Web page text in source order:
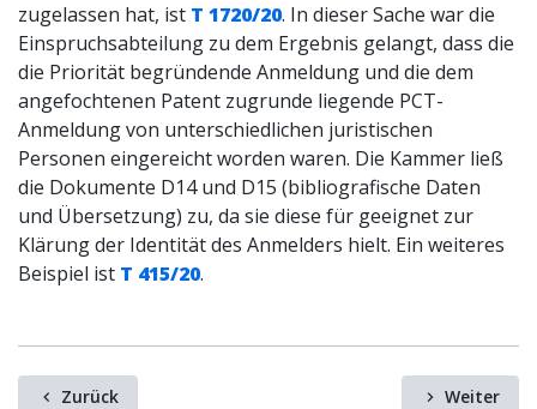
zugelassen hat, ist T 1720/20. In dieser Sache war die
Einspruchsabteilung zu dem Ergebnis gelangt, dass die
die Priorität begründende Anmeldung und die dem
angefochtenen Patent zugrunde liegende PCT-
Anmeldung von unterschiedlichen juristischen
Personen eingereicht worden waren. Die Kammer ließ
die Dokumente D14 und D15 (bibliografische Daten
und Übersetzung) zu, da sie diese für geeignet zur
Klärung der Identität des Anmelders hielt. Ein weiteres
Beispiel ist T 415/20.
Zurück Weiter